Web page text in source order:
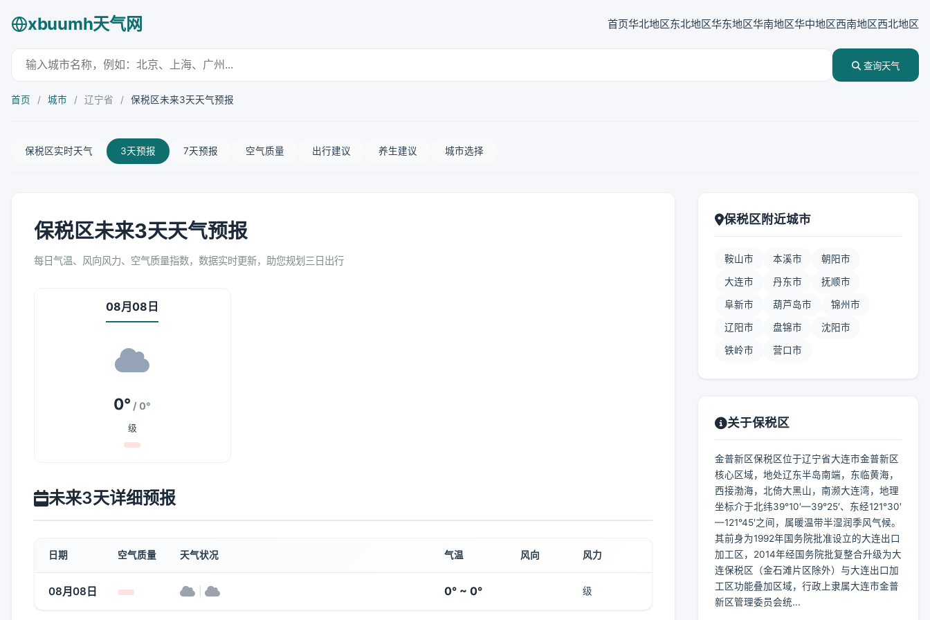
xbuumh天气网 首页华北地区东北地区华东地区华南地区华中地区西南地区西北地区
查询天气
首页 / 城市 / 辽宁省 / 保税区未来3天天气预报
保税区实时天气 3天预报 7天预报 空气质量 出行建议 养生建议 城市选择
保税区未来3天天气预报
每日气温、风向风力、空气质量指数，数据实时更新，助您规划三日出行
08月08日
0° / 0°
级
未来3天详细预报
日期 空气质量 天气状况 气温 风向 风力
08月08日 0° ~ 0° 级
保税区附近城市
鞍山市 本溪市 朝阳市
大连市 丹东市 抚顺市
阜新市 葫芦岛市 锦州市
辽阳市 盘锦市 沈阳市
铁岭市 营口市
关于保税区
金普新区保税区位于辽宁省大连市金普新区
核心区域，地处辽东半岛南端，东临黄海，
西接渤海，北倚大黑山，南濒大连湾，地理
坐标介于北纬39°10′—39°25′、东经121°30′
—121°45′之间，属暖温带半湿润季风气候。
其前身为1992年国务院批准设立的大连出口
加工区，2014年经国务院批复整合升级为大
连保税区（金石滩片区除外）与大连出口加
工区功能叠加区域，行政上隶属大连市金普
新区管理委员会统...